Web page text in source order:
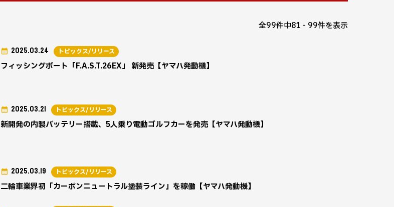
全99件中81 - 99件を表示
フィッシングボート「F.A.S.T.26EX」 新発売【ヤマハ発動機】
2025.03.24 トピックス/リリース
新開発の内製バッテリー搭載、5人乗り電動ゴルフカーを発売【ヤマハ発動機】
2025.03.21 トピックス/リリース
二輪車業界初「カーボンニュートラル塗装ライン」を稼働【ヤマハ発動機】
2025.03.19 トピックス/リリース